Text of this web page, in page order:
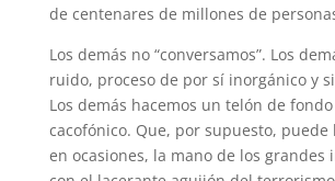
de centenares de millones de
Los demás no “conversamos”. Los
ruido, proceso de por sí inorgánico y
Los demás hacemos un telón de
cacofónico. Que, por supuesto, puede
en ocasiones, la mano de los grandes